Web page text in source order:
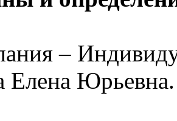
–
Елена Юрьевна.